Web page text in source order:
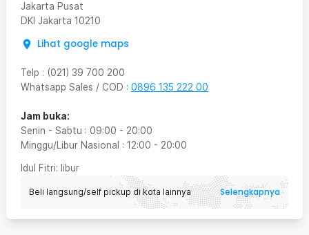
Jakarta Pusat
DKI Jakarta 10210
Lihat google maps
Telp : (021) 39 700 200
Whatsapp Sales / COD : 0896 135 222 00
Jam buka:
Senin - Sabtu : 09:00 - 20:00
Minggu/Libur Nasional : 12:00 - 20:00
Idul Fitri: libur
Beli langsung/self pickup di kota lainnya Selengkapnya